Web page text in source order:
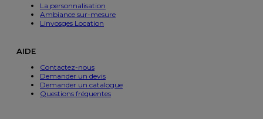
La personnalisation
Ambiance sur-mesure
Linvosges Location
AIDE
Contactez-nous
Demander un devis
Demander un catalogue
Questions fréquentes